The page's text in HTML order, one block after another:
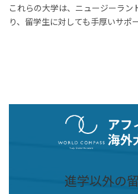
これらの大学は、ニュージーラ
り、留学生に対しても手厚いサポ
進学以外の